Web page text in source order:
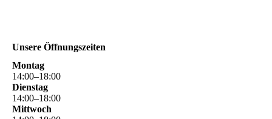
Unsere Öffnungszeiten
Montag
14:00–18:00
Dienstag
14:00–18:00
Mittwoch